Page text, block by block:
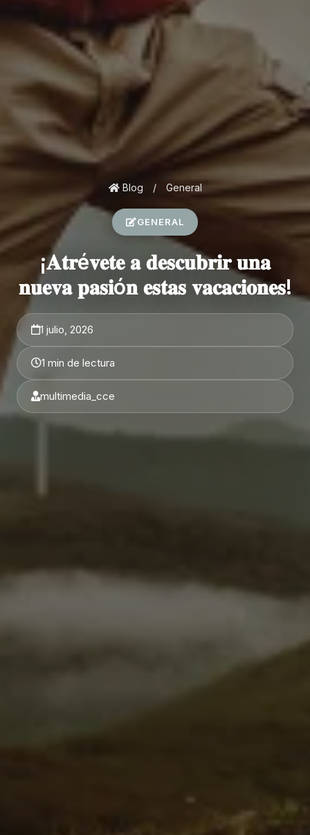
Blog / General
GENERAL
¡𝐀𝐭𝐫é𝐯𝐞𝐭𝐞 𝐚 𝐝𝐞𝐬𝐜𝐮𝐛𝐫𝐢𝐫 𝐮𝐧𝐚
𝐧𝐮𝐞𝐯𝐚 𝐩𝐚𝐬𝐢ó𝐧 𝐞𝐬𝐭𝐚𝐬 𝐯𝐚𝐜𝐚𝐜𝐢𝐨𝐧𝐞𝐬!
1 julio, 2026
1 min de lectura
multimedia_cce